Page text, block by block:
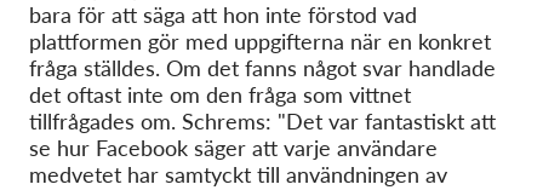
Media
Contact
GDPRhub
bara för att säga att hon inte förstod vad
plattformen gör med uppgifterna när en konkret
fråga ställdes. Om det fanns något svar handlade
det oftast inte om den fråga som vittnet
tillfrågades om. Schrems: "Det var fantastiskt att
se hur Facebook säger att varje användare
medvetet har samtyckt till användningen av